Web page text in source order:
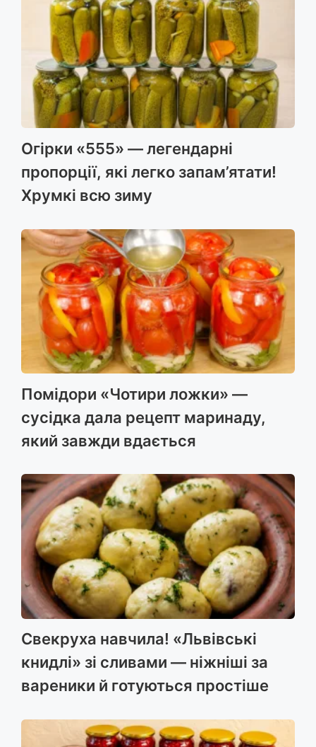
Огірки «555» — легендарні
пропорції, які легко запам’ятати!
Хрумкі всю зиму
Помідори «Чотири ложки» —
сусідка дала рецепт маринаду,
який завжди вдається
Свекруха навчила! «Львівські
книдлі» зі сливами — ніжніші за
вареники й готуються простіше